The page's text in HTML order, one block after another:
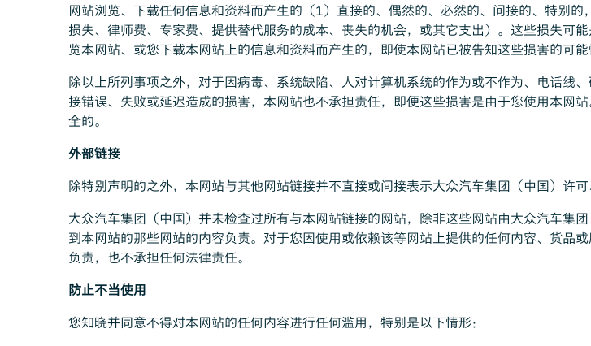
网站浏览、下载任何信息和资料而产生的（1）直接的、偶然的、必然的、间接的、特别
损失、律师费、专家费、提供替代服务的成本、丧失的机会，或其它支出）。这些损失可
览本网站、或您下载本网站上的信息和资料而产生的，即使本网站已被告知这些损害的可
除以上所列事项之外，对于因病毒、系统缺陷、人对计算机系统的作为或不作为、电话线
接错误、失败或延迟造成的损害，本网站也不承担责任，即便这些损害是由于您使用本网
全的。
外部链接
除特别声明的之外，本网站与其他网站链接并不直接或间接表示大众汽车集团（中国）许
大众汽车集团（中国）并未检查过所有与本网站链接的网站，除非这些网站由大众汽车集
到本网站的那些网站的内容负责。对于您因使用或依赖该等网站上提供的任何内容、货品
负责，也不承担任何法律责任。
防止不当使用
您知晓并同意不得对本网站的任何内容进行任何滥用，特别是以下情形：